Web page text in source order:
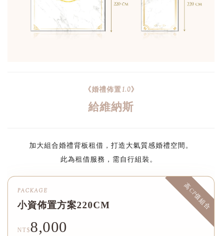
《婚禮佈置1.0》
給維納斯
加大組合婚禮背板租借，打造大氣質感婚禮空間。
此為租借服務，需自行組裝。
高CP值組合
PACKAGE
小資佈置方案220CM
NT$8,000